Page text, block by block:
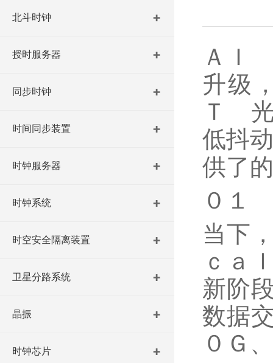
北斗时钟
授时服务器
同步时钟
时间同步装置
时钟服务器
时钟系统
时空安全隔离装置
卫星分路系统
晶振
时钟芯片
ＡＩ
升级
Ｔ 光
低抖
供了
０１
当下
ｃａ
新阶
数据
０Ｇ